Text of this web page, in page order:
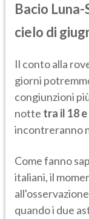
Bacio
cielo di
Il conto alla
giorni
congiunzioni
notte tra il 18
incontreranno
Come fanno
italiani, il
quando i due